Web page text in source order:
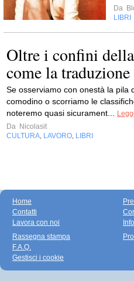
Da
LIBRI
Oltre i confini
come la
Se osserviamo con onestà la pila
comodino o scorriamo le
noteremo quasi sicurament...
Da Nicolasit
CULTURA LAVORO LIBRI
Home
Contatti
Lavora con noi
Rassegna stampa
F.A.Q.
Gestisci i cookie